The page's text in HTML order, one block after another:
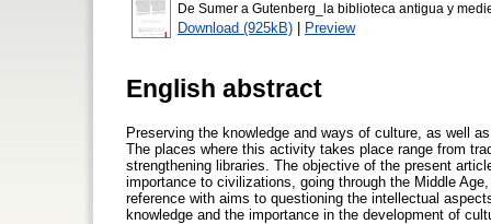
De Sumer a Gutenberg_la biblioteca antigua y
Download (925kB) | Preview
English abstract
Preserving the knowledge and ways of culture, as well
The places where this activity takes place range from
strengthening libraries. The objective of the present
importance to civilizations, going through the Middle
reference with aims to questioning the intellectual
knowledge and the importance in the development of